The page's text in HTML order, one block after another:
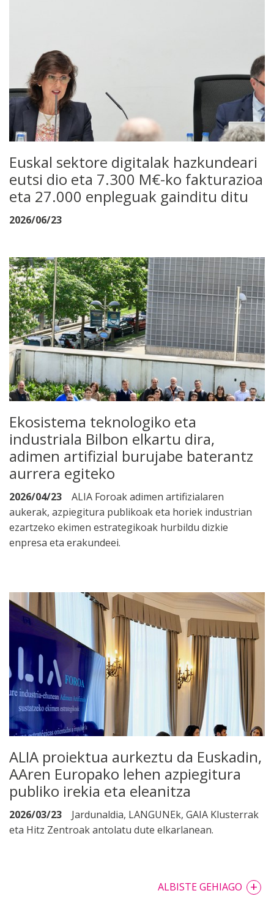
Euskal sektore digitalak hazkundeari
eutsi dio eta 7.300 M€-ko fakturazioa
eta 27.000 enpleguak gainditu ditu
2026/06/23
Ekosistema teknologiko eta
industriala Bilbon elkartu dira,
adimen artifizial burujabe baterantz
aurrera egiteko
2026/04/23
ALIA Foroak adimen artifizialaren
aukerak, azpiegitura publikoak eta horiek industrian
ezartzeko ekimen estrategikoak hurbildu dizkie
enpresa eta erakundeei.
ALIA proiektua aurkeztu da Euskadin,
AAren Europako lehen azpiegitura
publiko irekia eta eleanitza
2026/03/23
Jardunaldia, LANGUNEk, GAIA Klusterrak
eta Hitz Zentroak antolatu dute elkarlanean.
ALBISTE GEHIAGO +